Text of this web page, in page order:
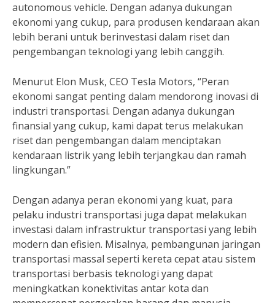
autonomous vehicle. Dengan adanya dukungan
ekonomi yang cukup, para produsen kendaraan akan
lebih berani untuk berinvestasi dalam riset dan
pengembangan teknologi yang lebih canggih.
Menurut Elon Musk, CEO Tesla Motors, “Peran
ekonomi sangat penting dalam mendorong inovasi di
industri transportasi. Dengan adanya dukungan
finansial yang cukup, kami dapat terus melakukan
riset dan pengembangan dalam menciptakan
kendaraan listrik yang lebih terjangkau dan ramah
lingkungan.”
Dengan adanya peran ekonomi yang kuat, para
pelaku industri transportasi juga dapat melakukan
investasi dalam infrastruktur transportasi yang lebih
modern dan efisien. Misalnya, pembangunan jaringan
transportasi massal seperti kereta cepat atau sistem
transportasi berbasis teknologi yang dapat
meningkatkan konektivitas antar kota dan